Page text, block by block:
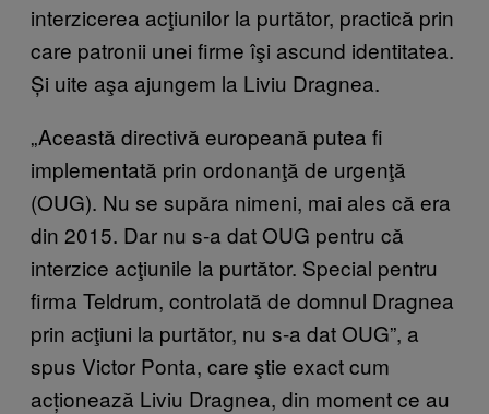
interzicerea acţiunilor la purtător, practică prin
care patronii unei firme îşi ascund identitatea.
Și uite aşa ajungem la Liviu Dragnea.
„Această directivă europeană putea fi
implementată prin ordonanţă de urgenţă
(OUG). Nu se supăra nimeni, mai ales că era
din 2015. Dar nu s-a dat OUG pentru că
interzice acţiunile la purtător. Special pentru
firma Teldrum, controlată de domnul Dragnea
prin acţiuni la purtător, nu s-a dat OUG”, a
spus Victor Ponta, care ştie exact cum
acționează Liviu Dragnea, din moment ce au